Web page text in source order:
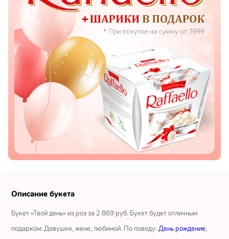
Цветы
Подсолнухи
Лизиантусы
Хризантемы
Лилии
Орхидеи
Ромашки
Описание букета
Букет «Твой день» из роз за 2 869 руб. Букет будет отличным
подарком: Девушке, жене, любимой. По поводу: День рождение,